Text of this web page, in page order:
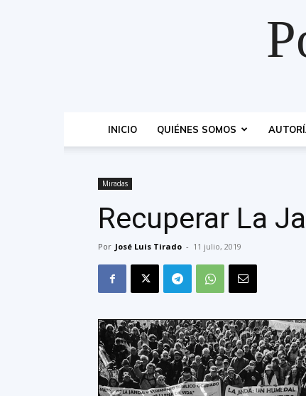
INICIO QUIÉNES SOMOS
Miradas
Recuperar La
Por José Luis Tirado - 11 julio, 2019